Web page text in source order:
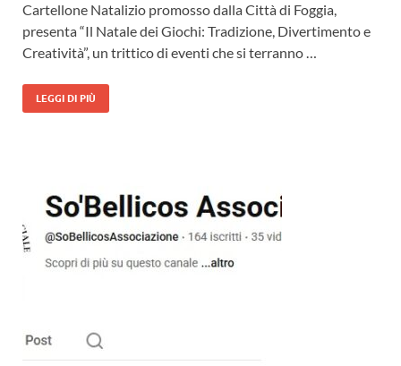
Cartellone Natalizio promosso dalla Città di Foggia,
presenta “Il Natale dei Giochi: Tradizione, Divertimento e
Creatività”, un trittico di eventi che si terranno …
LEGGI DI PIÙ